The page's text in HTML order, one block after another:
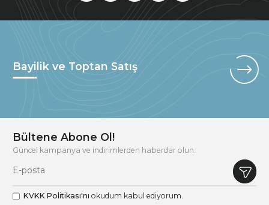
Bayilik ve Toptan Satış
Bültene Abone Ol!
Güncel kampanya ve indirimlerden haberdar olun.
KVKK Politikası'nı okudum kabul ediyorum.